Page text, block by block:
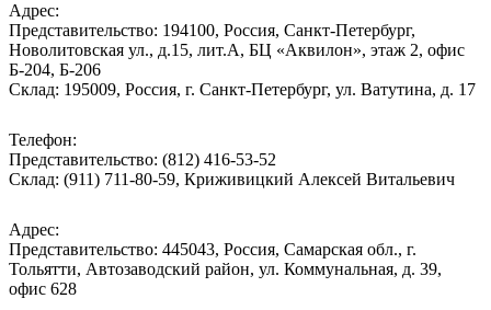
Адрес:
Представительство: 194100, Россия, Санкт-Петербург,
Новолитовская ул., д.15, лит.А, БЦ «Аквилон», этаж 2, офис
Б-204, Б-206
Склад: 195009, Россия, г. Санкт-Петербург, ул. Ватутина, д. 17
Телефон:
Представительство: (812) 416-53-52
Склад: (911) 711-80-59, Криживицкий Алексей Витальевич
Адрес:
Представительство: 445043, Россия, Самарская обл., г.
Тольятти, Автозаводский район, ул. Коммунальная, д. 39,
офис 628